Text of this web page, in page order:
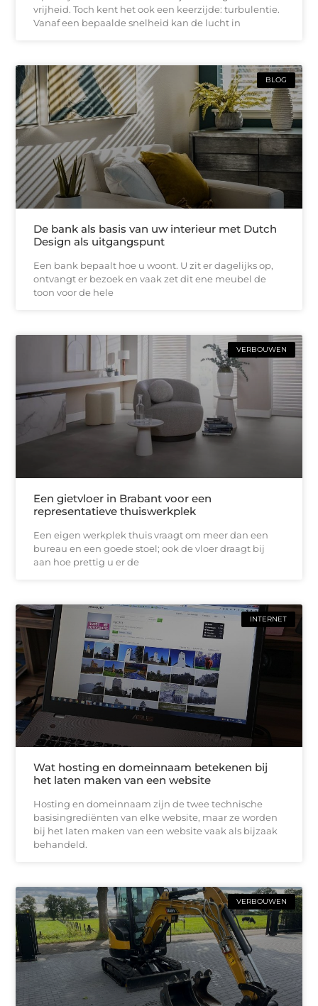
vrijheid. Toch kent het ook een keerzijde: turbulentie.
Vanaf een bepaalde snelheid kan de lucht in
BLOG
De bank als basis van uw interieur met Dutch
Design als uitgangspunt
Een bank bepaalt hoe u woont. U zit er dagelijks op,
ontvangt er bezoek en vaak zet dit ene meubel de
toon voor de hele
VERBOUWEN
Een gietvloer in Brabant voor een
representatieve thuiswerkplek
Een eigen werkplek thuis vraagt om meer dan een
bureau en een goede stoel; ook de vloer draagt bij
aan hoe prettig u er de
INTERNET
Wat hosting en domeinnaam betekenen bij
het laten maken van een website
Hosting en domeinnaam zijn de twee technische
basisingrediënten van elke website, maar ze worden
bij het laten maken van een website vaak als bijzaak
behandeld.
VERBOUWEN